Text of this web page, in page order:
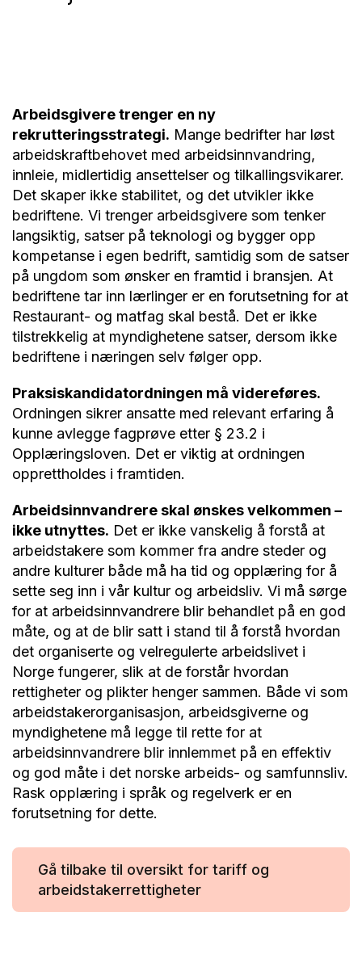
Arbeidsgivere trenger en ny
rekrutteringsstrategi. Mange bedrifter har løst
arbeidskraftbehovet med arbeidsinnvandring,
innleie, midlertidig ansettelser og tilkallingsvikarer.
Det skaper ikke stabilitet, og det utvikler ikke
bedriftene. Vi trenger arbeidsgivere som tenker
langsiktig, satser på teknologi og bygger opp
kompetanse i egen bedrift, samtidig som de satser
på ungdom som ønsker en framtid i bransjen. At
bedriftene tar inn lærlinger er en forutsetning for at
Restaurant- og matfag skal bestå. Det er ikke
tilstrekkelig at myndighetene satser, dersom ikke
bedriftene i næringen selv følger opp.
Praksiskandidatordningen må videreføres.
Ordningen sikrer ansatte med relevant erfaring å
kunne avlegge fagprøve etter § 23.2 i
Opplæringsloven. Det er viktig at ordningen
opprettholdes i framtiden.
Arbeidsinnvandrere skal ønskes velkommen –
ikke utnyttes. Det er ikke vanskelig å forstå at
arbeidstakere som kommer fra andre steder og
andre kulturer både må ha tid og opplæring for å
sette seg inn i vår kultur og arbeidsliv. Vi må sørge
for at arbeidsinnvandrere blir behandlet på en god
måte, og at de blir satt i stand til å forstå hvordan
det organiserte og velregulerte arbeidslivet i
Norge fungerer, slik at de forstår hvordan
rettigheter og plikter henger sammen. Både vi som
arbeidstakerorganisasjon, arbeidsgiverne og
myndighetene må legge til rette for at
arbeidsinnvandrere blir innlemmet på en effektiv
og god måte i det norske arbeids- og samfunnsliv.
Rask opplæring i språk og regelverk er en
forutsetning for dette.
Gå tilbake til oversikt for tariff og
arbeidstakerrettigheter